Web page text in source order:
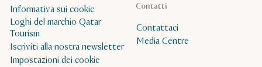
Contatti
Contattaci
Media Centre
Informativa sui cookie
Loghi del marchio Qatar
Tourism
Iscriviti alla nostra newsletter
Impostazioni dei cookie